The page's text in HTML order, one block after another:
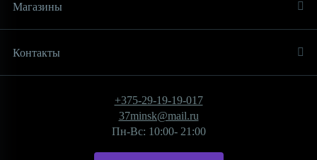
Магазины
Контакты
+375-29-19-19-017
37minsk@mail.ru
Пн-Вс: 10:00- 21:00